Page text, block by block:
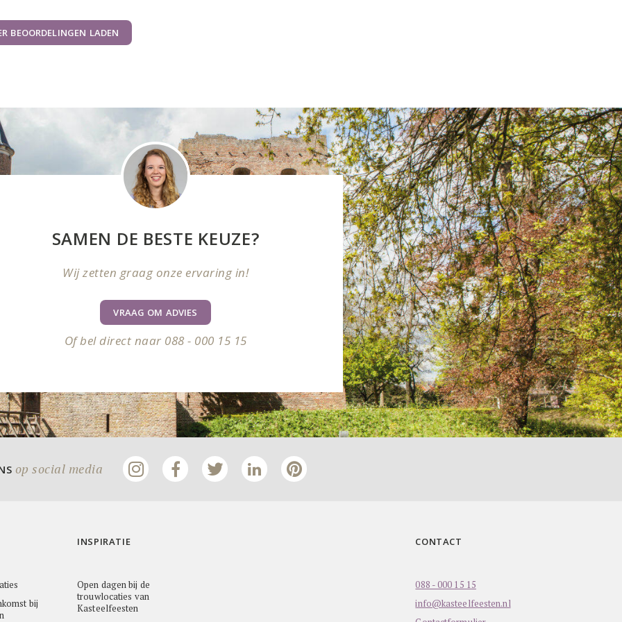
BEOORDELINGEN LADEN
SAMEN DE BESTE KEUZE?
Wij zetten graag onze ervaring in!
VRAAG OM ADVIES
Of bel direct naar 088 - 000 15 15
op social media
bij
INSPIRATIE
Open dagen bij de
trouwlocaties van
Kasteelfeesten
CONTACT
088 - 000 15 15
info@kasteelfeesten.nl